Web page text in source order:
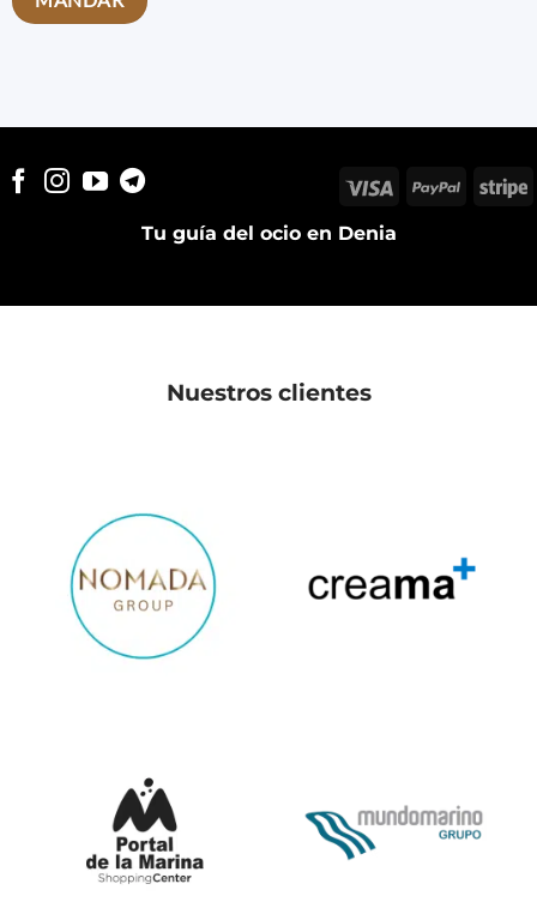
Tu guía del ocio en Denia
Visa PayPal
Nuestros clientes